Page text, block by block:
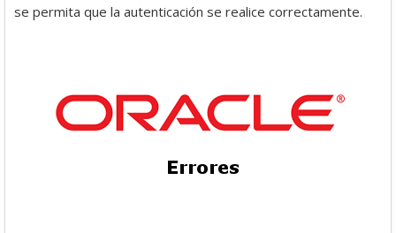
se permita que la autenticación se realice correctamente.